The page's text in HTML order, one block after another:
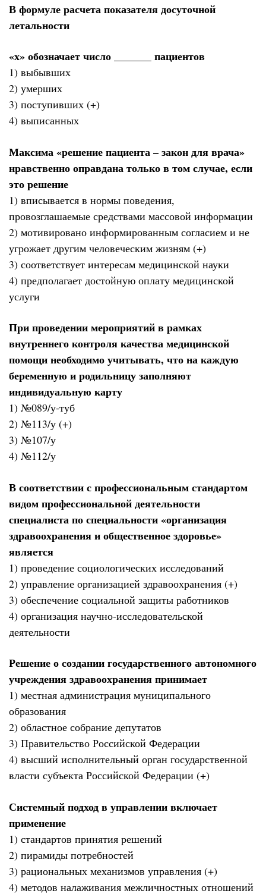
В формуле расчета показателя досуточной
летальности
«х» обозначает число _______ пациентов
1) выбывших
2) умерших
3) поступивших (+)
4) выписанных
Максима «решение пациента – закон для врача»
нравственно оправдана только в том случае, если
это решение
1) вписывается в нормы поведения,
провозглашаемые средствами массовой информации
2) мотивировано информированным согласием и не
угрожает другим человеческим жизням (+)
3) соответствует интересам медицинской науки
4) предполагает достойную оплату медицинской
услуги
При проведении мероприятий в рамках
внутреннего контроля качества медицинской
помощи необходимо учитывать, что на каждую
беременную и родильницу заполняют
индивидуальную карту
1) №089/у-туб
2) №113/у (+)
3) №107/у
4) №112/у
В соответствии с профессиональным стандартом
видом профессиональной деятельности
специалиста по специальности «организация
здравоохранения и общественное здоровье»
является
1) проведение социологических исследований
2) управление организацией здравоохранения (+)
3) обеспечение социальной защиты работников
4) организация научно-исследовательской
деятельности
Решение о создании государственного автономного
учреждения здравоохранения принимает
1) местная администрация муниципального
образования
2) областное собрание депутатов
3) Правительство Российской Федерации
4) высший исполнительный орган государственной
власти субъекта Российской Федерации (+)
Системный подход в управлении включает
применение
1) стандартов принятия решений
2) пирамиды потребностей
3) рациональных механизмов управления (+)
4) методов налаживания межличностных отношений